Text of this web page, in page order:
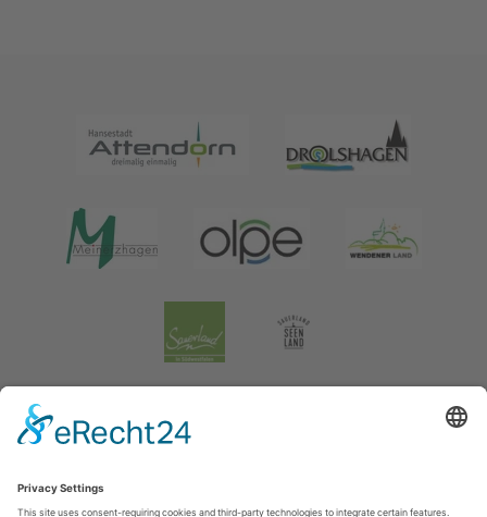
Impressum|Verklaring inzake de gegevensbescherming|